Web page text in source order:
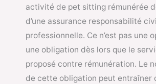
activité de pet sitting rémunérée
d’une assurance responsabilité
professionnelle. Ce n’est pas une
une obligation dès lors que le
proposé contre rémunération. Le
de cette obligation peut entraîner